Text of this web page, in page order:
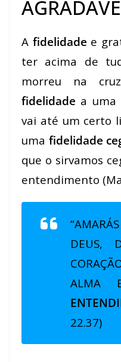
A fidelidade e
ter acima de
morreu na
fidelidade a uma
vai até um certo
uma fidelidade
que o sirvamos
entendimento
DEUS,
22.37)